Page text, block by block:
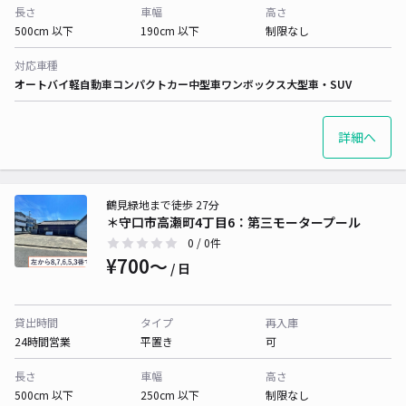
長さ
500cm 以下
車幅
190cm 以下
高さ
制限なし
対応車種
オートバイ軽自動車コンパクトカー中型車ワンボックス大型車・SUV
詳細へ
＊守口市高瀬町4丁目6：第三モータープール
鶴見緑地まで徒歩 27分
0 / 0件
¥700〜 / 日
貸出時間
24時間営業
タイプ
平置き
再入庫
可
長さ
500cm 以下
車幅
250cm 以下
高さ
制限なし